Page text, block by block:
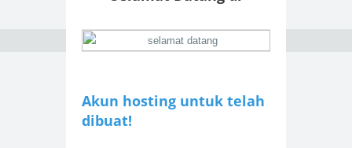
Akun hosting untuk telah
dibuat!